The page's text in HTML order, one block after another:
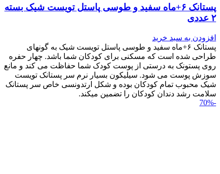
پستانک ۶+ماه سفید و طوسی پاستل تویست شیک بسته
۲ عددی
افزودن به سبد خرید
پستانک ۶+ماه سفید و طوسی پاستل تویست شیک به گونه‎ای
طراحی شده است که مسکنی برای کودکان شما باشد. چهار حفره
روی پستونک به درستی از پوست کودک شما حفاظت می کند و مانع
سوزش پوست می شود. سیلیکون بسیار نرم سر پستانک تویست
شیک محبوب تمام کودکان بوده و شکل ارتدونسی خاص سر پستانک
سلامت رشد دندان کودکان را تضمین می‎کند.
-70%